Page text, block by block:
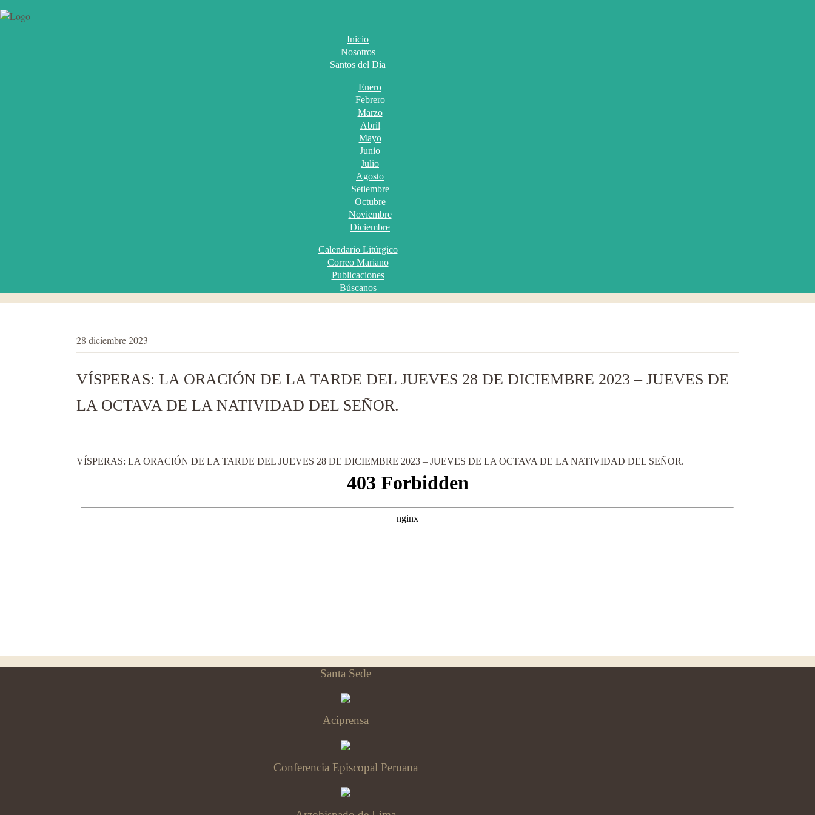
Inicio
Nosotros
Santos del Día
Enero
Febrero
Marzo
Abril
Mayo
Junio
Julio
Agosto
Setiembre
Octubre
Noviembre
Diciembre
Calendario Litúrgico
Correo Mariano
Publicaciones
Búscanos
28 diciembre 2023
VÍSPERAS: LA ORACIÓN DE LA TARDE DEL JUEVES 28 DE DICIEMBRE 2023 – JUEVES DE
LA OCTAVA DE LA NATIVIDAD DEL SEÑOR.
VÍSPERAS: LA ORACIÓN DE LA TARDE DEL JUEVES 28 DE DICIEMBRE 2023 – JUEVES DE LA OCTAVA DE LA NATIVIDAD DEL SEÑOR.
Santa Sede
Aciprensa
Conferencia Episcopal Peruana